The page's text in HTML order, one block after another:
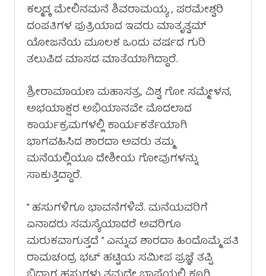
ಕಲ್ಮಡ್ಕ ಮೇಲಿನಮನೆ ಶಿವರಾಮಯ್ಯ , ಪರಮೇಶ್ವರಿ
ದಂಪತಿಗಳ ಪುತ್ರಿಯಾದ ಇವರು ಮಾತೃತ್ವಮ್
ಯೋಜನೆಯ ಮೂಲಕ ಒಂದು ವರ್ಷದ ಗುರಿ
ತಲುಪಿದ ಮಾಸದ ಮಾತೆಯಾಗಿದ್ದಾರೆ.
ಶ್ರೀರಾಮಾಯಣ ಮಹಾಸತ್ರ, ವಿಶ್ವ ಗೋ ಸಮ್ಮೇಳನ,
ಅಭಯಾಕ್ಷರ ಅಭಿಯಾನವೇ ಮೊದಲಾದ
ಕಾರ್ಯಕ್ರಮಗಳಲ್ಲಿ ಕಾರ್ಯಕರ್ತೆಯಾಗಿ
ಭಾಗವಹಿಸಿದ ಶಾರದಾ ಅವರು ತಮ್ಮ
ಮನೆಯಲ್ಲಿಯೂ ದೇಶೀಯ ಗೋವುಗಳನ್ನು
ಸಾಕುತ್ತಿದ್ದಾರೆ.
” ಹಸುಗಳಿಗೂ ಭಾವನೆಗಳಿವೆ. ಮನೆಯವರಿಗೆ
ಏನಾದರು ಸಮಸ್ಯೆಯಾದರೆ ಅವರಿಗೂ
ಮರುಕವಾಗುತ್ತದೆ ” ಎನ್ನುವ ಶಾರದಾ ಹಿಂದೊಮ್ಮೆ ಪತಿ
ರಾಮಚಂದ್ರ ಭಟ್ ಹಟ್ಟಿಯ ಸಮೀಪ ಪ್ರಜ್ಞೆ ತಪ್ಪಿ